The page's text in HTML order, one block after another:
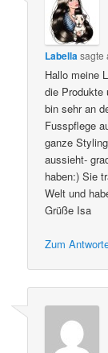
Labellasagte
Hallo meine
die Produkte
bin sehr an
Fusspflege
ganze
aussieht-
haben:) Sie
Welt und
Grüße Isa
Zum